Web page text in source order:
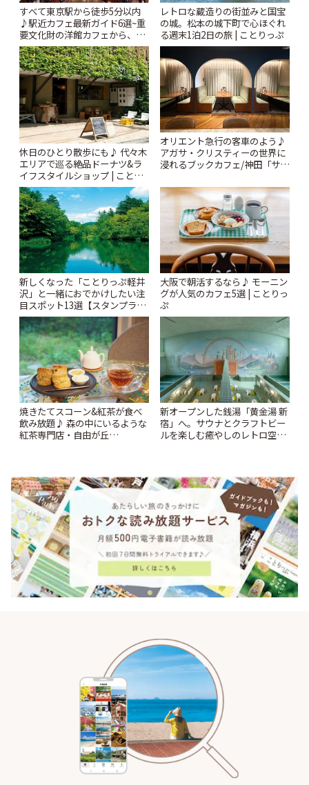
すべて東京駅から徒歩5分以内
♪駅近カフェ最新ガイド6選~重
要文化財の洋館カフェから、改
札すぐのレトロ喫茶まで~ | こと
りっぷ
レトロな蔵造りの街並みと国宝
の城。松本の城下町で心ほぐれ
る週末1泊2日の旅 | ことりっぷ
休日のひとり散歩にも♪ 代々木
エリアで巡る絶品ドーナツ&ラ
イフスタイルショップ | ことり
っぷ
オリエント急行の客車のよう♪
アガサ・クリスティーの世界に
浸れるブックカフェ/神田「サロ
新しくなった「ことりっぷ軽井
沢」と一緒におでかけしたい注
目スポット13選【スタンプラリ
ー開催中】 | ことりっぷ
大阪で朝活するなら♪ モーニン
グが人気のカフェ5選 | ことりっ
ぷ
焼きたてスコーン&紅茶が食べ
飲み放題♪ 森の中にいるような
紅茶専門店・自由が丘
新オープンした銭湯「黄金湯 新
宿」へ。サウナとクラフトビー
ルを楽しむ癒やしのレトロ空間